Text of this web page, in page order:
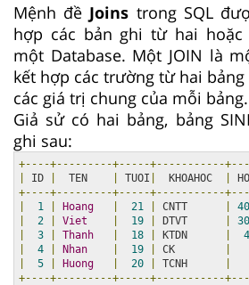
Mệnh đề Joins trong SQL
hợp các bản ghi từ hai hoặc
một Database. Một JOIN là
kết hợp các trường từ hai
các giá trị chung của mỗi bảng.
Giả sử có hai bảng, bảng
ghi sau:
+----+---------+-----+-----------
ID
  TEN
TUOI
  KHOAHOC
+----+---------+-----+-----------
1 Hoang 21 CNTT
2 Viet 19 DTVT
3 Thanh 18 KTDN
4 Nhan 19 CK
5 Huong 20 TCNH
+----+---------+-----+-----------